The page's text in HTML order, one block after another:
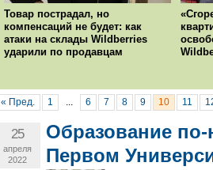
Товар пострадал, но
компенсаций не будет: как
атаки на склады Wildberries
ударили по продавцам
« Пред. 1 ... 6 7 8 9 10 11
25
апреля
2022
Образование по-
Первом